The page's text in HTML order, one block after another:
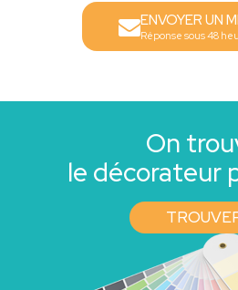
ENVOYER UN
Réponse sous 48
On
le décorateur